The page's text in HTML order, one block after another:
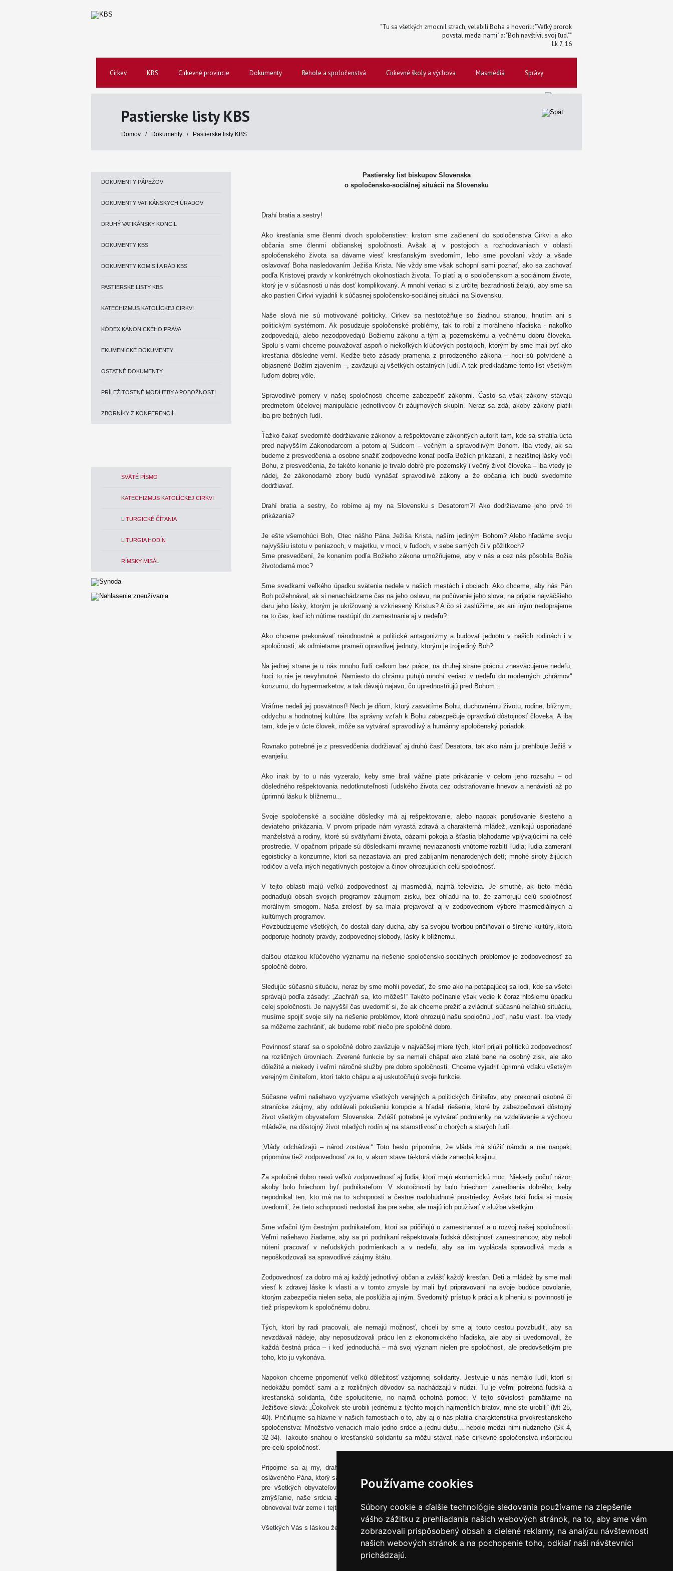
Používame cookies
Súbory cookie a ďalšie technológie sledovania používame na zlepšenie
vášho zážitku z prehliadania našich webových stránok, na to, aby sme vám
zobrazovali prispôsobený obsah a cielené reklamy, na analýzu návštevnosti
našich webových stránok a na pochopenie toho, odkiaľ naši návštevníci
prichádzajú.
"Tu sa všetkých zmocnil strach, velebili Boha a hovorili: "Veľký prorok
povstal medzi nami" a: "Boh navštívil svoj ľud.""
Lk 7, 16
Cirkev KBS Cirkevné provincie Dokumenty Rehole a spoločenstvá Cirkevné školy a výchova Masmédiá Správy
Pastierske listy KBS
Domov / Dokumenty / Pastierske listy KBS
DOKUMENTY PÁPEŽOV
DOKUMENTY VATIKÁNSKYCH ÚRADOV
DRUHÝ VATIKÁNSKY KONCIL
DOKUMENTY KBS
DOKUMENTY KOMISIÍ A RÁD KBS
PASTIERSKE LISTY KBS
KATECHIZMUS KATOLÍCKEJ CIRKVI
KÓDEX KÁNONICKÉHO PRÁVA
EKUMENICKÉ DOKUMENTY
OSTATNÉ DOKUMENTY
PRÍLEŽITOSTNÉ MODLITBY A POBOŽNOSTI
ZBORNÍKY Z KONFERENCIÍ
SVÄTÉ PÍSMO
KATECHIZMUS KATOLÍCKEJ CIRKVI
LITURGICKÉ ČÍTANIA
LITURGIA HODÍN
RÍMSKY MISÁL
Pastiersky list biskupov Slovenska
o spoločensko-sociálnej situácii na Slovensku
Drahí bratia a sestry!
Ako kresťania sme členmi dvoch spoločenstiev: krstom sme začlenení do spoločenstva Cirkvi a ako
občania sme členmi občianskej spoločnosti. Avšak aj v postojoch a rozhodovaniach v oblasti
spoločenského života sa dávame viesť kresťanským svedomím, lebo sme povolaní vždy a všade
oslavovať Boha nasledovaním Ježiša Krista. Nie vždy sme však schopní sami poznať, ako sa zachovať
podľa Kristovej pravdy v konkrétnych okolnostiach života. To platí aj o spoločenskom a sociálnom živote,
ktorý je v súčasnosti u nás dosť komplikovaný. A mnohí veriaci si z určitej bezradnosti želajú, aby sme sa
ako pastieri Cirkvi vyjadrili k súčasnej spoločensko-sociálnej situácii na Slovensku.
Naše slová nie sú motivované politicky. Cirkev sa nestotožňuje so žiadnou stranou, hnutím ani s
politickým systémom. Ak posudzuje spoločenské problémy, tak to robí z morálneho hľadiska - nakoľko
zodpovedajú, alebo nezodpovedajú Božiemu zákonu a tým aj pozemskému a večnému dobru človeka.
Spolu s vami chceme pouvažovať aspoň o niekoľkých kľúčových postojoch, ktorým by sme mali byť ako
kresťania dôsledne verní. Keďže tieto zásady pramenia z prirodzeného zákona – hoci sú potvrdené a
objasnené Božím zjavením –, zaväzujú aj všetkých ostatných ľudí. A tak predkladáme tento list všetkým
ľuďom dobrej vôle.
Spravodlivé pomery v našej spoločnosti chceme zabezpečiť zákonmi. Často sa však zákony stávajú
predmetom účelovej manipulácie jednotlivcov či záujmových skupín. Neraz sa zdá, akoby zákony platili
iba pre bežných ľudí.
Ťažko čakať svedomité dodržiavanie zákonov a rešpektovanie zákonitých autorít tam, kde sa stratila úcta
pred najvyšším Zákonodarcom a potom aj Sudcom – večným a spravodlivým Bohom. Iba vtedy, ak sa
budeme z presvedčenia a osobne snažiť zodpovedne konať podľa Božích prikázaní, z nezištnej lásky voči
Bohu, z presvedčenia, že takéto konanie je trvalo dobré pre pozemský i večný život človeka – iba vtedy je
nádej, že zákonodarné zbory budú vynášať spravodlivé zákony a že občania ich budú svedomite
dodržiavať.
Drahí bratia a sestry, čo robíme aj my na Slovensku s Desatorom?! Ako dodržiavame jeho prvé tri
prikázania?
Je ešte všemohúci Boh, Otec nášho Pána Ježiša Krista, naším jediným Bohom? Alebo hľadáme svoju
najvyššiu istotu v peniazoch, v majetku, v moci, v ľuďoch, v sebe samých či v pôžitkoch?
Sme presvedčení, že konaním podľa Božieho zákona umožňujeme, aby v nás a cez nás pôsobila Božia
životodarná moc?
Sme svedkami veľkého úpadku svätenia nedele v našich mestách i obciach. Ako chceme, aby nás Pán
Boh požehnával, ak si nenachádzame čas na jeho oslavu, na počúvanie jeho slova, na prijatie najväčšieho
daru jeho lásky, ktorým je ukrižovaný a vzkriesený Kristus? A čo si zaslúžime, ak ani iným nedoprajeme
na to čas, keď ich nútime nastúpiť do zamestnania aj v nedeľu?
Ako chceme prekonávať národnostné a politické antagonizmy a budovať jednotu v našich rodinách i v
spoločnosti, ak odmietame prameň opravdivej jednoty, ktorým je trojjediný Boh?
Na jednej strane je u nás mnoho ľudí celkom bez práce; na druhej strane prácou znesväcujeme nedeľu,
hoci to nie je nevyhnutné. Namiesto do chrámu putujú mnohí veriaci v nedeľu do moderných „chrámov“
konzumu, do hypermarketov, a tak dávajú najavo, čo uprednostňujú pred Bohom...
Vráťme nedeli jej posvätnosť! Nech je dňom, ktorý zasvätíme Bohu, duchovnému životu, rodine, blížnym,
oddychu a hodnotnej kultúre. Iba správny vzťah k Bohu zabezpečuje opravdivú dôstojnosť človeka. A iba
tam, kde je v úcte človek, môže sa vytvárať spravodlivý a humánny spoločenský poriadok.
Rovnako potrebné je z presvedčenia dodržiavať aj druhú časť Desatora, tak ako nám ju prehlbuje Ježiš v
evanjeliu.
Ako inak by to u nás vyzeralo, keby sme brali vážne piate prikázanie v celom jeho rozsahu – od
dôsledného rešpektovania nedotknuteľnosti ľudského života cez odstraňovanie hnevov a nenávisti až po
úprimnú lásku k blížnemu...
Svoje spoločenské a sociálne dôsledky má aj rešpektovanie, alebo naopak porušovanie šiesteho a
deviateho prikázania. V prvom prípade nám vyrastá zdravá a charakterná mládež, vznikajú usporiadané
manželstvá a rodiny, ktoré sú svätyňami života, oázami pokoja a šťastia blahodarne vplývajúcimi na celé
prostredie. V opačnom prípade sú dôsledkami mravnej neviazanosti vnútorne rozbití ľudia; ľudia zameraní
egoisticky a konzumne, ktorí sa nezastavia ani pred zabíjaním nenarodených detí; mnohé siroty žijúcich
rodičov a veľa iných negatívnych postojov a činov ohrozujúcich celú spoločnosť.
V tejto oblasti majú veľkú zodpovednosť aj masmédiá, najmä televízia. Je smutné, ak tieto médiá
podriaďujú obsah svojich programov záujmom zisku, bez ohľadu na to, že zamorujú celú spoločnosť
morálnym smogom. Naša zrelosť by sa mala prejavovať aj v zodpovednom výbere masmediálnych a
kultúrnych programov.
Povzbudzujeme všetkých, čo dostali dary ducha, aby sa svojou tvorbou pričiňovali o šírenie kultúry, ktorá
podporuje hodnoty pravdy, zodpovednej slobody, lásky k blížnemu.
ďalšou otázkou kľúčového významu na riešenie spoločensko-sociálnych problémov je zodpovednosť za
spoločné dobro.
Sledujúc súčasnú situáciu, neraz by sme mohli povedať, že sme ako na potápajúcej sa lodi, kde sa všetci
správajú podľa zásady: „Zachráň sa, kto môžeš!“ Takéto počínanie však vedie k čoraz hlbšiemu úpadku
celej spoločnosti. Je najvyšší čas uvedomiť si, že ak chceme prežiť a zvládnuť súčasnú neľahkú situáciu,
musíme spojiť svoje sily na riešenie problémov, ktoré ohrozujú našu spoločnú „loď“, našu vlasť. Iba vtedy
sa môžeme zachrániť, ak budeme robiť niečo pre spoločné dobro.
Povinnosť starať sa o spoločné dobro zaväzuje v najväčšej miere tých, ktorí prijali politickú zodpovednosť
na rozličných úrovniach. Zverené funkcie by sa nemali chápať ako zlaté bane na osobný zisk, ale ako
dôležité a niekedy i veľmi náročné služby pre dobro spoločnosti. Chceme vyjadriť úprimnú vďaku všetkým
verejným činiteľom, ktorí takto chápu a aj uskutočňujú svoje funkcie.
Súčasne veľmi naliehavo vyzývame všetkých verejných a politických činiteľov, aby prekonali osobné či
stranícke záujmy, aby odolávali pokušeniu korupcie a hľadali riešenia, ktoré by zabezpečovali dôstojný
život všetkým obyvateľom Slovenska. Zvlášť potrebné je vytvárať podmienky na vzdelávanie a výchovu
mládeže, na dôstojný život mladých rodín aj na starostlivosť o chorých a starých ľudí.
„Vlády odchádzajú – národ zostáva.“ Toto heslo pripomína, že vláda má slúžiť národu a nie naopak;
pripomína tiež zodpovednosť za to, v akom stave tá-ktorá vláda zanechá krajinu.
Za spoločné dobro nesú veľkú zodpovednosť aj ľudia, ktorí majú ekonomickú moc. Niekedy počuť názor,
akoby bolo hriechom byť podnikateľom. V skutočnosti by bolo hriechom zanedbania dobrého, keby
nepodnikal ten, kto má na to schopnosti a čestne nadobudnuté prostriedky. Avšak takí ľudia si musia
uvedomiť, že tieto schopnosti nedostali iba pre seba, ale majú ich používať v službe všetkým.
Sme vďační tým čestným podnikateľom, ktorí sa pričiňujú o zamestnanosť a o rozvoj našej spoločnosti.
Veľmi naliehavo žiadame, aby sa pri podnikaní rešpektovala ľudská dôstojnosť zamestnancov, aby neboli
nútení pracovať v neľudských podmienkach a v nedeľu, aby sa im vyplácala spravodlivá mzda a
nepoškodzovali sa spravodlivé záujmy štátu.
Zodpovednosť za dobro má aj každý jednotlivý občan a zvlášť každý kresťan. Deti a mládež by sme mali
viesť k zdravej láske k vlasti a v tomto zmysle by mali byť pripravovaní na svoje budúce povolanie,
ktorým zabezpečia nielen seba, ale poslúžia aj iným. Svedomitý prístup k práci a k plneniu si povinností je
tiež príspevkom k spoločnému dobru.
Tých, ktorí by radi pracovali, ale nemajú možnosť, chceli by sme aj touto cestou povzbudiť, aby sa
nevzdávali nádeje, aby neposudzovali prácu len z ekonomického hľadiska, ale aby si uvedomovali, že
každá čestná práca – i keď jednoduchá – má svoj význam nielen pre spoločnosť, ale predovšetkým pre
toho, kto ju vykonáva.
Napokon chceme pripomenúť veľkú dôležitosť vzájomnej solidarity. Jestvuje u nás nemálo ľudí, ktorí si
nedokážu pomôcť sami a z rozličných dôvodov sa nachádzajú v núdzi. Tu je veľmi potrebná ľudská a
kresťanská solidarita, čiže spolucítenie, no najmä ochotná pomoc. V tejto súvislosti pamätajme na
Ježišove slová: „Čokoľvek ste urobili jednému z týchto mojich najmenších bratov, mne ste urobili“ (Mt 25,
40). Pričiňujme sa hlavne v našich farnostiach o to, aby aj o nás platila charakteristika prvokresťanského
spoločenstva: Množstvo veriacich malo jedno srdce a jednu dušu... nebolo medzi nimi núdzneho (Sk 4,
32-34). Takouto snahou o kresťanskú solidaritu sa môžu stávať naše cirkevné spoločenstvá inšpiráciou
pre celú spoločnosť.
Pripojme sa aj my, drahí bratia a sestry, zvlášť v týchto dňoch k modlitbe nášho vzkrieseného a
osláveného Pána, ktorý sa prihovára za svojich veriacich u Otca. Modlime sa aj my za dar opravdivej viery
pre všetkých obyvateľov Slovenska. Prosme o dar Ducha Svätého pre všetkých, aby obnovil naše
zmýšľanie, naše srdcia a aby cez nás a naše činy, cez našu spoluprácu Duch Svätý obnovil a stále
obnovoval tvár zeme i tejto krajiny pod Tatrami, ktorá je našou milovanou vlasťou.
Všetkých Vás s láskou žehnajú Vaši biskupi